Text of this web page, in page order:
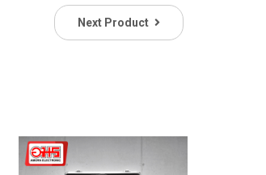
Next Product